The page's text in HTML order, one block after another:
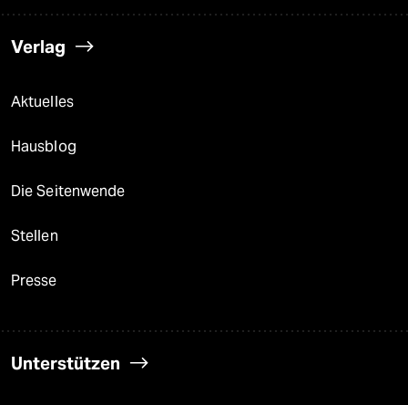
Verlag
Aktuelles
Hausblog
Die Seitenwende
Stellen
Presse
Unterstützen